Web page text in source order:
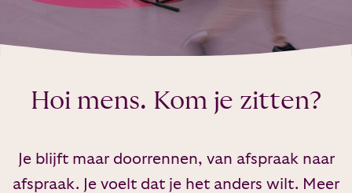
Hoi mens. Kom je zitten?
Je blijft maar doorrennen, van afspraak naar
afspraak. Je voelt dat je het anders wilt. Meer